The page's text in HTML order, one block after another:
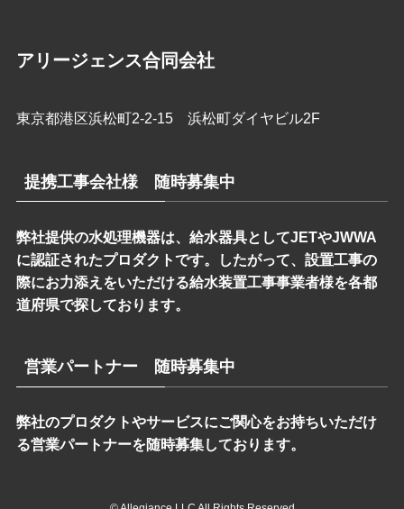
アリージェンス合同会社
東京都港区浜松町2-2-15 浜松町ダイヤビル2F
提携工事会社様 随時募集中
弊社提供の水処理機器は、給水器具としてJETやJWWA
に認証されたプロダクトです。したがって、設置工事の
際にお力添えをいただける給水装置工事事業者様を各都
道府県で探しております。
営業パートナー 随時募集中
弊社のプロダクトやサービスにご関心をお持ちいただけ
る営業パートナーを随時募集しております。